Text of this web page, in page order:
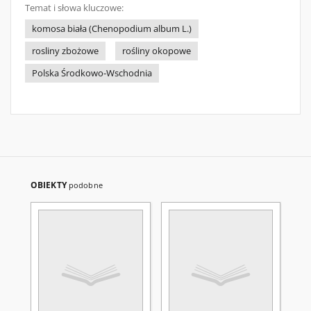
Temat i słowa kluczowe:
komosa biała (Chenopodium album L.)
rosliny zbożowe
rośliny okopowe
Polska Środkowo-Wschodnia
OBIEKTY podobne